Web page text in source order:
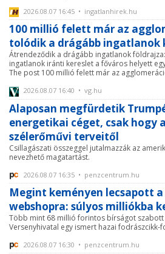
2026.08.07 16:45 • ingatlanhirek.hu
100 millió felett már az
tolódik a drágább ingatlanok
Átrendeződik a drágább ingatlanok
ingatlanok iránti kereslet a főváros helyett
The post 100 millió felett már az
2026.08.07 16:40 • vg.hu
Alaposan megfürdetik
energetikai céget, csak hogy
szélerőművi terveitől
Csillagászati összeggel jutalmazzák az
nevezhető magatartást.
2026.08.07 16:35 • penzcentrum.hu
Megint keményen lecsapott
webshopra: súlyos milliókba
Több mint 68 millió forintos bírságot szabott
Versenyhivatal egy ismert hazai fodrászcikk-
2026.08.07 16:30 • penzcentrum.hu